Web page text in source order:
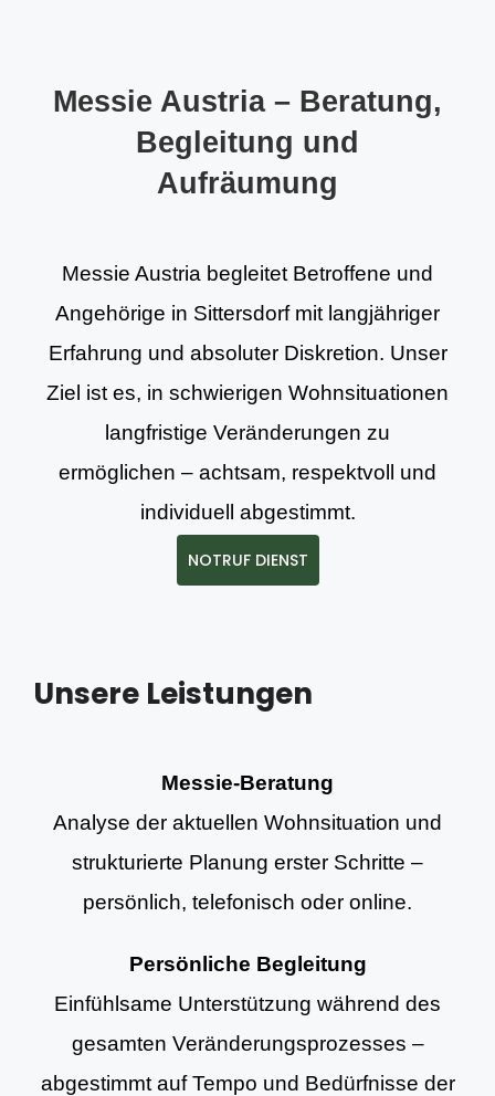
Messie Austria – Beratung,
Begleitung und
Aufräumung
Messie Austria begleitet Betroffene und
Angehörige in Sittersdorf mit langjähriger
Erfahrung und absoluter Diskretion. Unser
Ziel ist es, in schwierigen Wohnsituationen
langfristige Veränderungen zu
ermöglichen – achtsam, respektvoll und
individuell abgestimmt.
NOTRUF DIENST
Unsere Leistungen
Messie-Beratung
Analyse der aktuellen Wohnsituation und
strukturierte Planung erster Schritte –
persönlich, telefonisch oder online.
Persönliche Begleitung
Einfühlsame Unterstützung während des
gesamten Veränderungsprozesses –
abgestimmt auf Tempo und Bedürfnisse der